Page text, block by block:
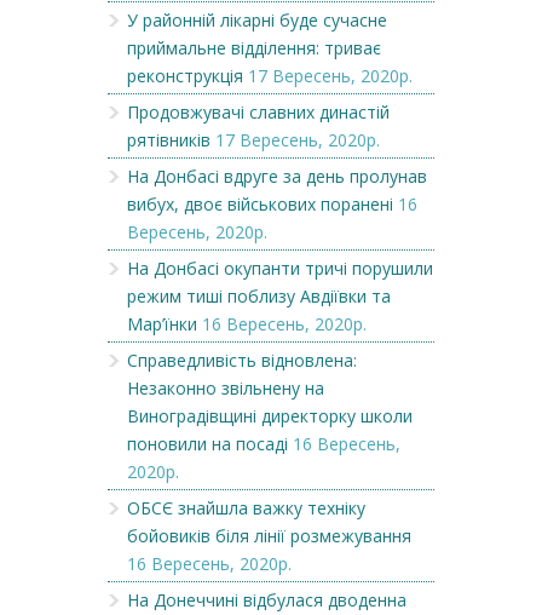
У районній лікарні буде сучасне
приймальне відділення: триває
реконструкція 17 Вересень, 2020р.
Продовжувачі славних династій
рятівників 17 Вересень, 2020р.
На Донбасі вдруге за день пролунав
вибух, двоє військових поранені 16
Вересень, 2020р.
На Донбасі окупанти тричі порушили
режим тиші поблизу Авдіївки та
Мар’їнки 16 Вересень, 2020р.
Справедливість відновлена:
Незаконно звільнену на
Виноградівщині директорку школи
поновили на посаді 16 Вересень,
2020р.
ОБСЄ знайшла важку техніку
бойовиків біля лінії розмежування
16 Вересень, 2020р.
На Донеччині відбулася дводенна